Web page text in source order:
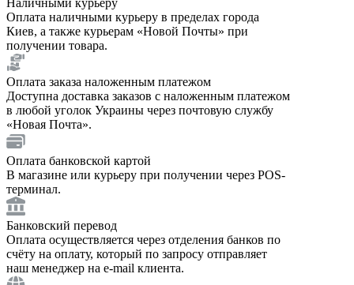
Оплата наличными курьеру в пределах города
Киев, а также курьерам «Новой Почты» при
получении товара.
Оплата заказа наложенным платежом
Доступна доставка заказов с наложенным платежом
в любой уголок Украины через почтовую службу
«Новая Почта».
Оплата банковской картой
В магазине или курьеру при получении через POS-
терминал.
Банковский перевод
Оплата осуществляется через отделения банков по
счёту на оплату, который по запросу отправляет
наш менеджер на e-mail клиента.